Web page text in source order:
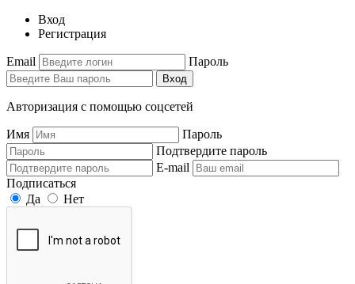
Вход
Регистрация
Email Пароль
Вход
Авторизация с помощью соцсетей
Имя
Пароль
Подтвердите пароль
E-mail
Подписаться
Да
Нет